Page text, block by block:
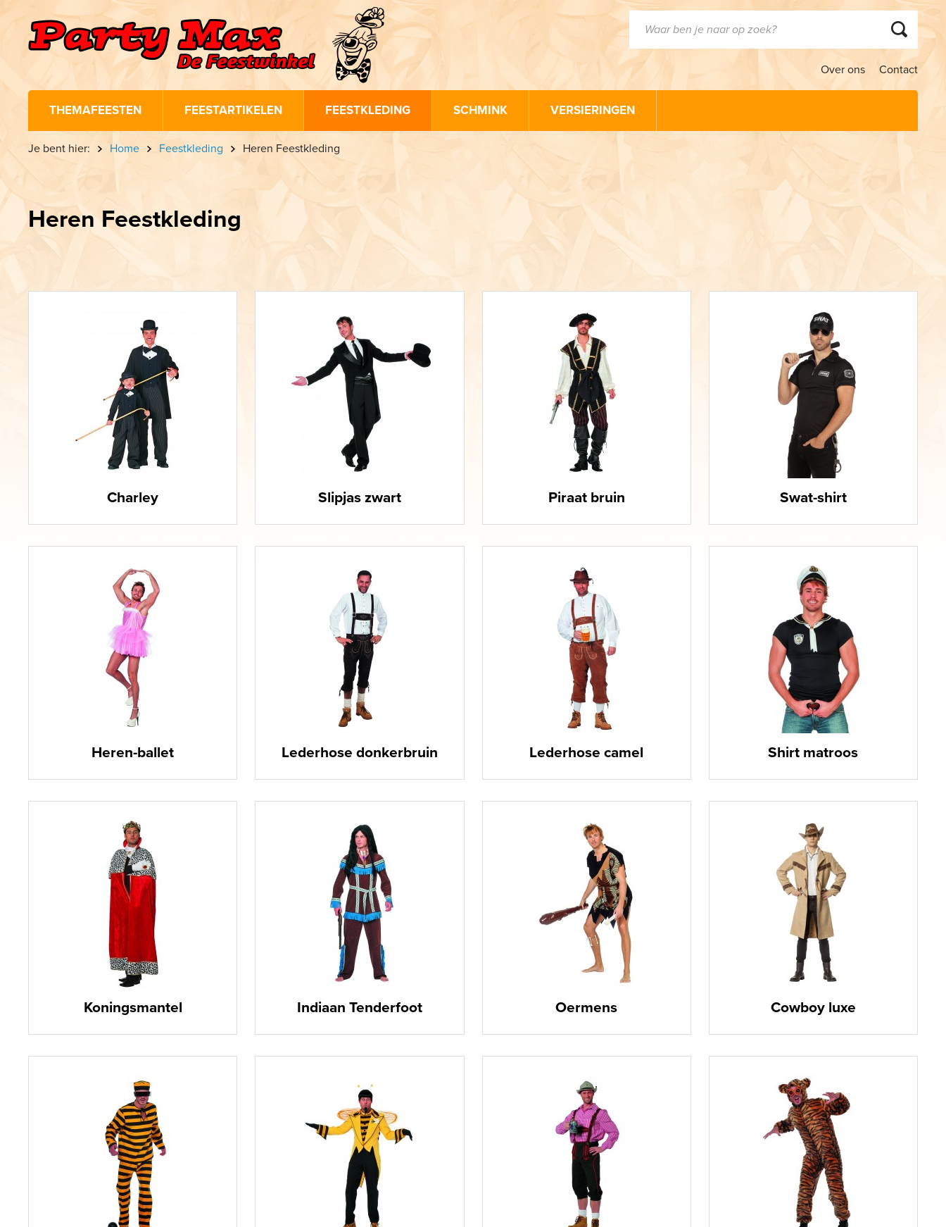
Over ons Contact
THEMAFEESTEN FEESTARTIKELEN FEESTKLEDING SCHMINK VERSIERINGEN
Je bent hier: Home Feestkleding Heren Feestkleding
Heren Feestkleding
Charley Slipjas zwart Piraat bruin Swat-shirt
Heren-ballet Lederhose donkerbruin Lederhose camel Shirt matroos
Koningsmantel Indiaan Tenderfoot Oermens Cowboy luxe